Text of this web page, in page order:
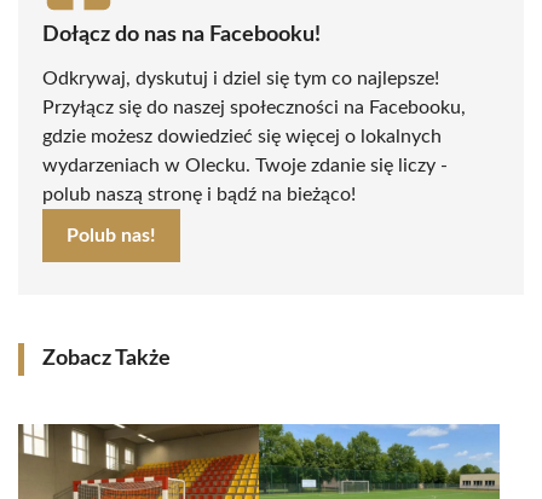
Dołącz do nas na Facebooku!
Odkrywaj, dyskutuj i dziel się tym co najlepsze!
Przyłącz się do naszej społeczności na Facebooku,
gdzie możesz dowiedzieć się więcej o lokalnych
wydarzeniach w Olecku. Twoje zdanie się liczy -
polub naszą stronę i bądź na bieżąco!
Polub nas!
Zobacz Także